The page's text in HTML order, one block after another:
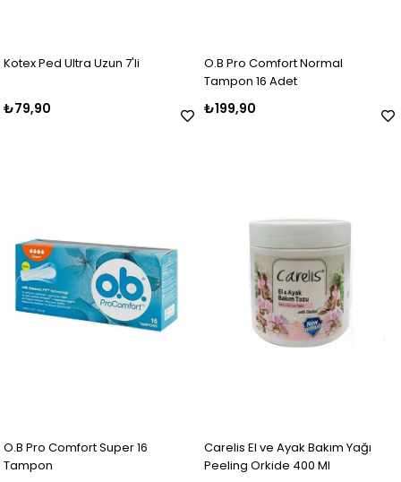
Kotex Ped Ultra Uzun 7'li
₺79,90
O.B Pro Comfort Normal
Tampon 16 Adet
₺199,90
O.B Pro Comfort Super 16
Tampon
Carelis El ve Ayak Bakım Yağı
Peeling Orkide 400 Ml